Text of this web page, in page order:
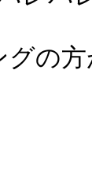
の